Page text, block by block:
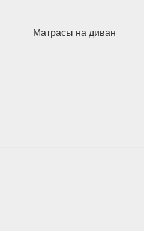
Матрасы на диван